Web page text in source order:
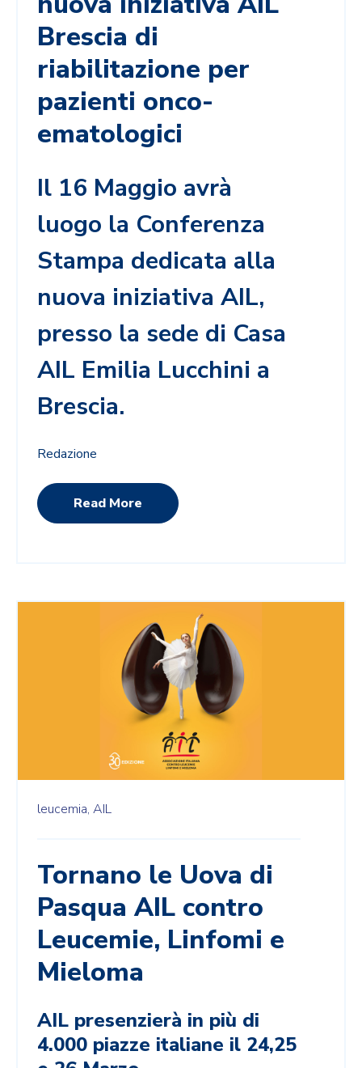
Brescia di
riabilitazione per
pazienti onco-
ematologici
Il 16 Maggio avrà
luogo la Conferenza
Stampa dedicata alla
nuova iniziativa AIL,
presso la sede di Casa
AIL Emilia Lucchini a
Brescia.
Redazione
Read More
leucemia, AIL
Tornano le Uova di
Pasqua AIL contro
Leucemie, Linfomi e
Mieloma
AIL presenzierà in più di
4.000 piazze italiane il 24,25